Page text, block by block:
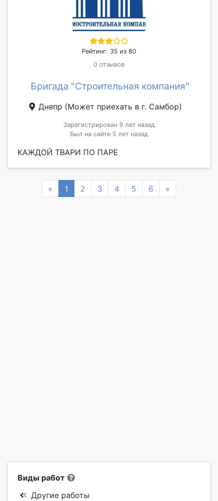
Рейтинг: 35 из 80
0 отзывов
Бригада "Строительная компания"
Днепр (Может приехать в г. Самбор)
Зарегистрирован 9 лет назад
Был на сайте 5 лет назад
КАЖДОЙ ТВАРИ ПО ПАРЕ
« Previous
1 2 3 4 5 6 »
Виды работ
Другие работы